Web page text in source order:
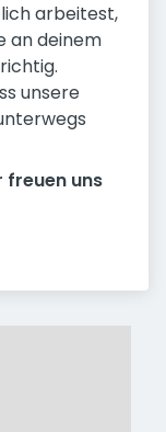
arbeitest,
an deinem
unsere
freuen uns